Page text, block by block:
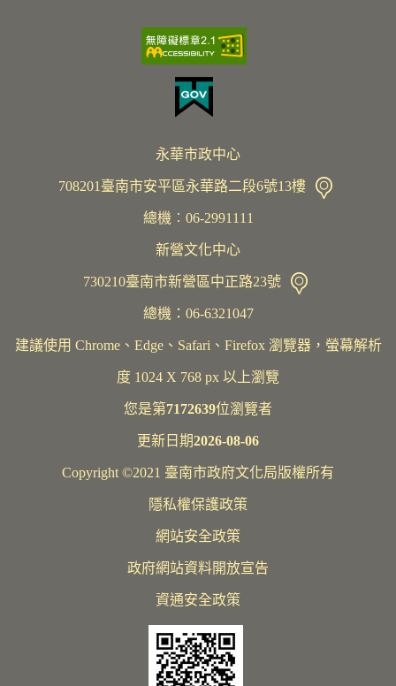
永華市政中心
708201臺南市安平區永華路二段6號13樓
總機︰06-2991111
新營文化中心
730210臺南市新營區中正路23號
總機：06-6321047
建議使用 Chrome、Edge、Safari、Firefox 瀏覽器，螢幕解析
度 1024 X 768 px 以上瀏覽
您是第7172639位瀏覽者
更新日期2026-08-06
Copyright ©2021 臺南市政府文化局版權所有
隱私權保護政策
網站安全政策
政府網站資料開放宣告
資通安全政策